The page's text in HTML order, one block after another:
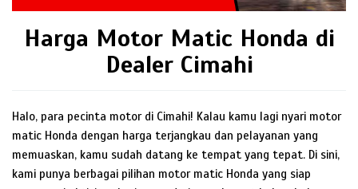
Harga Motor Matic Honda di
Dealer Cimahi
Halo, para pecinta motor di Cimahi! Kalau kamu lagi nyari motor
matic Honda dengan harga terjangkau dan pelayanan yang
memuaskan, kamu sudah datang ke tempat yang tepat. Di sini,
kami punya berbagai pilihan motor matic Honda yang siap